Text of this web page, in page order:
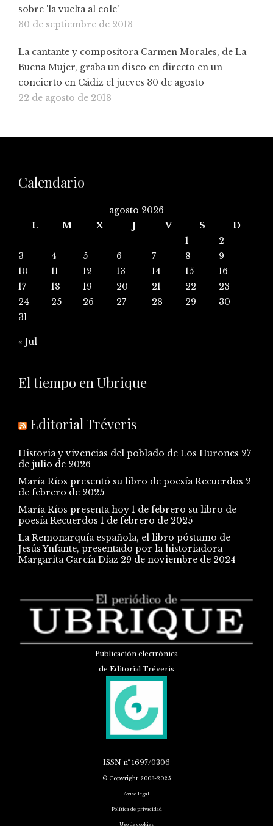
sobre 'la vuelta al cole'
30 de septiembre de 2013
La cantante y compositora Carmen Morales, de La
Buena Mujer, graba un disco en directo en un
concierto en Cádiz el jueves 30 de agosto
22 de agosto de 2018
Calendario
agosto 2026
L
M X J V S
D
1
2
3
4 5 6 7 8
9
10
11 12 13 14 15
16
17
18 19 20 21 22
23
24
25 26 27 28 29
30
31
« Jul
El tiempo en Ubrique
Editorial Tréveris
Historia y vivencias del poblado de Los Hurones 27
de julio de 2026
María Ríos presentó su libro de poesía Recuerdos 2
de febrero de 2025
María Ríos presenta hoy 1 de febrero su libro de
poesía Recuerdos 1 de febrero de 2025
La Remonarquía española, el libro póstumo de
Jesús Ynfante, presentado por la historiadora
Margarita García Díaz 29 de noviembre de 2024
Publicación electrónica
de Editorial Tréveris
ISSN nº 1697/0306
© Copyright 2003-2025
Aviso legal
Política de privacidad
Uso de cookies